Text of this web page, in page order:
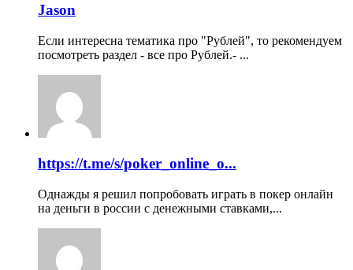
Jason
Если интересна тематика про "Рублей", то рекомендуем
посмотреть раздел - все про Рублей.- ...
https://t.me/s/poker_online_o...
Однажды я решил попробовать играть в покер онлайн
на деньги в россии с денежными ставками,...